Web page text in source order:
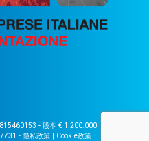
- 股本 € 1.200.000 i.v. |
- 隐私政策 Cookie政策